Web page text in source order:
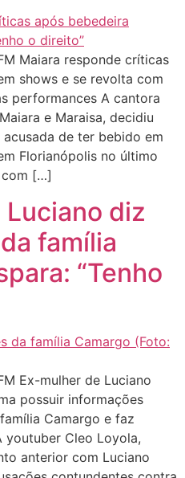
Maiara responde críticas
shows e se revolta com
performances A cantora
e Maraisa, decidiu
de ter bebido em
Florianópolis no último
com […]
diz
família
“Tenho
Ex-mulher de Luciano
possuir informações
Camargo e faz
youtuber Cleo Loyola,
anterior com Luciano